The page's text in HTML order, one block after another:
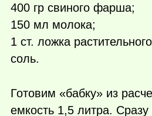
400 гр свиного фарша;
150 мл молока;
1 ст. ложка
соль.
Готовим «бабку» из
емкость 1,5 литра.